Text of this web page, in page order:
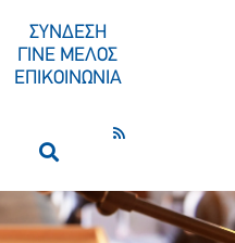
ΣΥΝΔΕΣΗ
ΓΙΝΕ ΜΕΛΟΣ
ΕΠΙΚΟΙΝΩΝΙΑ